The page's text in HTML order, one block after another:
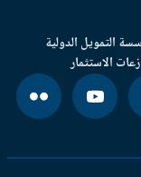
الدولية
الاستثمار